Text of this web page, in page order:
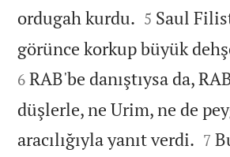
ordugah kurdu. 

5 Saul
görünce korkup büyük
6 RAB'be danıştıysa da,
düşlerle, ne Urim, ne de
aracılığıyla yanıt verdi. 

7